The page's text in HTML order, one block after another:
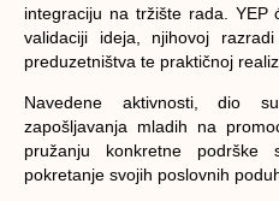
integraciju na tržište rada.
validaciji ideja, njihovoj
preduzetništva te praktičnoj
Navedene aktivnosti, dio
zapošljavanja mladih na
pružanju konkretne podrške
pokretanje svojih poslovnih